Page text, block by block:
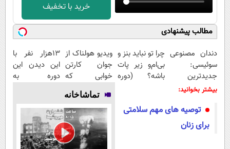
خرید با تخفیف
مطالب پیشنهادی
دندان مصنوعی
سوئیسی:
جدیدترین
فناوری اروپا،
پرداخت قسطی
چرا تو نباید بنز و
بی‌ام‌و زیر پات
باشه؟ (دوره
ویدیو هولناک از
جوان کارتن
خوابی که
میلیاردر شد.
آموزش رایگان
13هزار نفر با
این دیدن این
دوره به
ثبت‌‌نام رایگان
بیشتر بخوانید:
توصیه های مهم سلامتی
برای زنان
تماشاخانه